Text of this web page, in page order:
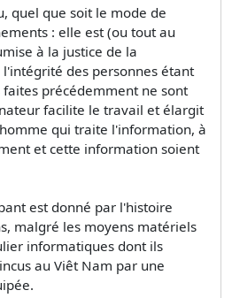
quel que soit le mode de
: elle est (ou tout au
à la justice de la
l'intégrité des personnes étant
précédemment ne sont
facilite le travail et élargit
qui traite l'information, à
et cette information soient
est donné par l'histoire
malgré les moyens matériels
informatiques dont ils
au Viêt Nam par une